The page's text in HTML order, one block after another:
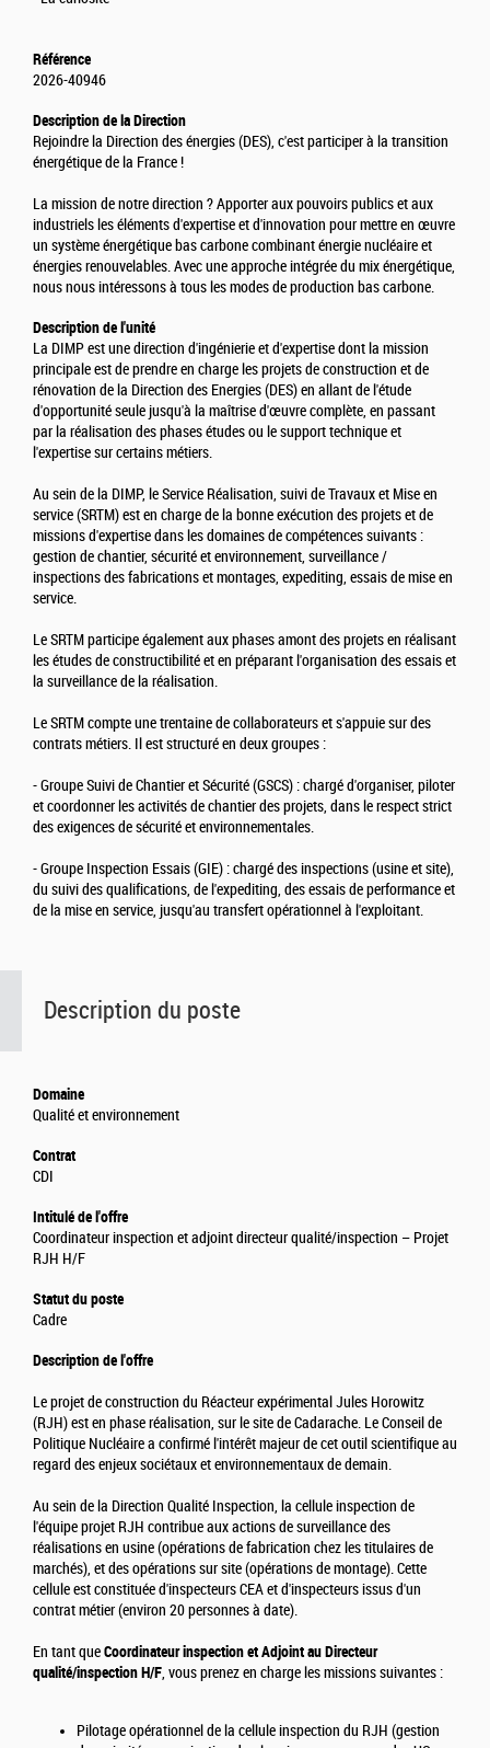
Description du poste
Domaine
Qualité et environnement
Contrat
CDI
Intitulé de l'offre
Coordinateur inspection et adjoint directeur qualité/inspection – Projet
RJH H/F
Statut du poste
Cadre
Description de l'offre
Le projet de construction du Réacteur expérimental Jules Horowitz
(RJH) est en phase réalisation, sur le site de Cadarache. Le Conseil de
Politique Nucléaire a confirmé l'intérêt majeur de cet outil scientifique au
regard des enjeux sociétaux et environnementaux de demain.
Au sein de la Direction Qualité Inspection, la cellule inspection de
l'équipe projet RJH contribue aux actions de surveillance des
réalisations en usine (opérations de fabrication chez les titulaires de
marchés), et des opérations sur site (opérations de montage). Cette
cellule est constituée d'inspecteurs CEA et d'inspecteurs issus d'un
contrat métier (environ 20 personnes à date).
En tant queCoordinateur inspection et Adjoint au Directeur
qualité/inspection H/F, vous prenez en charge les missions suivantes :
Pilotage opérationnel de la cellule inspection du RJH (gestion
Référence
2026-40946
Description de la Direction
Rejoindre la Direction des énergies (DES), c'est participer à la transition
énergétique de la France !
La mission de notre direction ? Apporter aux pouvoirs publics et aux
industriels les éléments d'expertise et d'innovation pour mettre en œuvre
un système énergétique bas carbone combinant énergie nucléaire et
énergies renouvelables. Avec une approche intégrée du mix énergétique,
nous nous intéressons à tous les modes de production bas carbone.
Description de l'unité
La DIMP est une direction d'ingénierie et d'expertise dont la mission
principale est de prendre en charge les projets de construction et de
rénovation de la Direction des Energies (DES) en allant de l'étude
d'opportunité seule jusqu'à la maîtrise d'œuvre complète, en passant
par la réalisation des phases études ou le support technique et
l'expertise sur certains métiers.
Au sein de la DIMP, le Service Réalisation, suivi de Travaux et Mise en
service (SRTM) est en charge de la bonne exécution des projets et de
missions d'expertise dans les domaines de compétences suivants :
gestion de chantier, sécurité et environnement, surveillance /
inspections des fabrications et montages, expediting, essais de mise en
service.
Le SRTM participe également aux phases amont des projets en réalisant
les études de constructibilité et en préparant l'organisation des essais et
la surveillance de la réalisation.
Le SRTM compte une trentaine de collaborateurs et s'appuie sur des
contrats métiers. Il est structuré en deux groupes :
- Groupe Suivi de Chantier et Sécurité (GSCS) : chargé d'organiser, piloter
et coordonner les activités de chantier des projets, dans le respect strict
des exigences de sécurité et environnementales.
- Groupe Inspection Essais (GIE) : chargé des inspections (usine et site),
du suivi des qualifications, de l'expediting, des essais de performance et
de la mise en service, jusqu'au transfert opérationnel à l'exploitant.